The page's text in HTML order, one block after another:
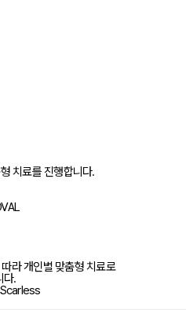
치료를 진행합니다.
라 개인별 맞춤형 치료로
다.
Scarless